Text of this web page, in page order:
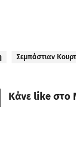
Σεμπάστιαν
Κάνε like στο